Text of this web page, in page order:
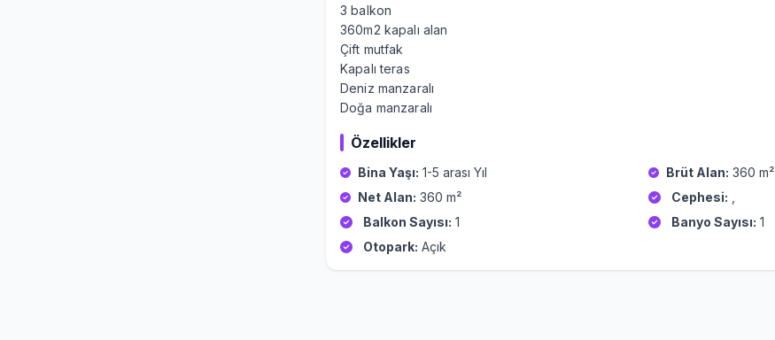
3 balkon
360m2 kapalı alan
Çift mutfak
Kapalı teras
Deniz manzaralı
Doğa manzaralı
Özellikler
Bina Yaşı: 1-5 arası Yıl Brüt Alan: 360 m²
Net Alan: 360 m² Cephesi:
Balkon Sayısı: 1 Banyo Sayısı: 1
Otopark: Açık